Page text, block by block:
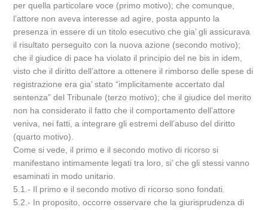
per quella particolare voce (primo motivo); che comunque,
l’attore non aveva interesse ad agire, posta appunto la
presenza in essere di un titolo esecutivo che gia’ gli assicurava
il risultato perseguito con la nuova azione (secondo motivo);
che il giudice di pace ha violato il principio del ne bis in idem,
visto che il diritto dell’attore a ottenere il rimborso delle spese di
registrazione era gia’ stato “implicitamente accertato dal
sentenza” del Tribunale (terzo motivo); che il giudice del merito
non ha considerato il fatto che il comportamento dell’attore
veniva, nei fatti, a integrare gli estremi dell’abuso del diritto
(quarto motivo).
Come si vede, il primo e il secondo motivo di ricorso si
manifestano intimamente legati tra loro, si’ che gli stessi vanno
esaminati in modo unitario.
5.1.- Il primo e il secondo motivo di ricorso sono fondati.
5.2.- In proposito, occorre osservare che la giurisprudenza di